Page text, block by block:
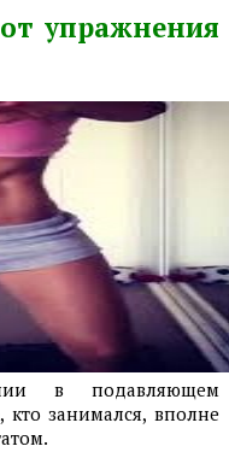
упражнения
в подавляющем
занимался, вполне